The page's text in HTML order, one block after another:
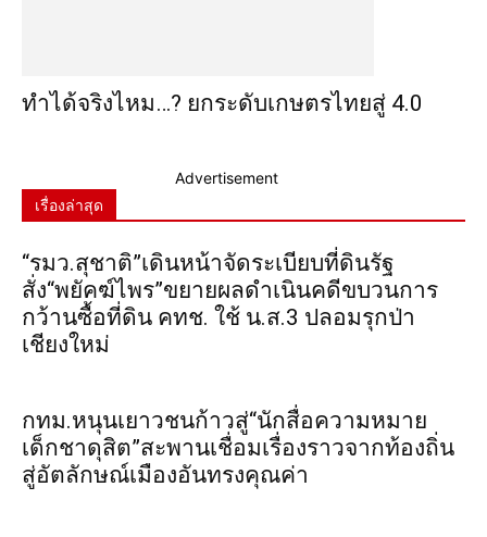
ทำได้จริงไหม…? ยกระดับเกษตรไทยสู่ 4.0
Advertisement
เรื่องล่าสุด
“รมว.สุชาติ”เดินหน้าจัดระเบียบที่ดินรัฐ
สั่ง“พยัคฆ์ไพร”ขยายผลดำเนินคดีขบวนการ
กว้านซื้อที่ดิน คทช. ใช้ น.ส.3 ปลอมรุกป่า
เชียงใหม่
กทม.หนุนเยาวชนก้าวสู่“นักสื่อความหมาย
เด็กชาดุสิต”สะพานเชื่อมเรื่องราวจากท้องถิ่น
สู่อัตลักษณ์เมืองอันทรงคุณค่า